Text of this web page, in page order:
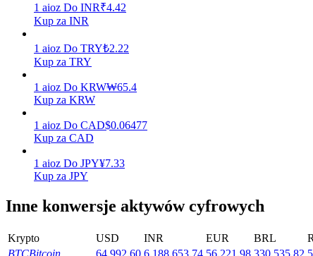
Codziennie zdobywaj konkurencyjne nagrody
1 aioz Do INR₹4.42
Kup za INR
1 aioz Do TRY₺2.22
Kup za TRY
1 aioz Do KRW₩65.4
Kup za KRW
1 aioz Do CAD$0.06477
Kup za CAD
1 aioz Do JPY¥7.33
Kup za JPY
Inne konwersje aktywów cyfrowych
Krypto USD INR EUR BRL
BTCBitcoin 64,992.60 6,188,653.74 56,221.98 330,535.82